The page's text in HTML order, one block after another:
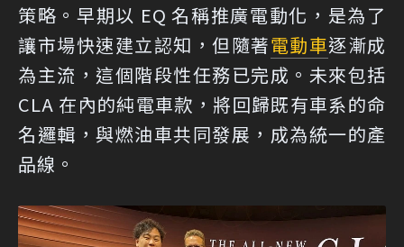
策略。早期以 EQ 名稱推廣電動化，是為了
讓市場快速建立認知，但隨著電動車逐漸成
為主流，這個階段性任務已完成。未來包括
CLA 在內的純電車款，將回歸既有車系的命
名邏輯，與燃油車共同發展，成為統一的產
品線。